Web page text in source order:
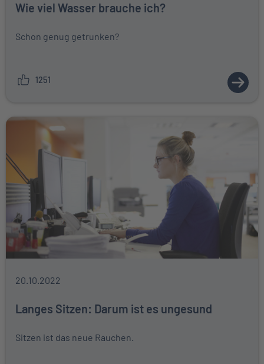
Wie viel Wasser brauche ich?
Schon genug getrunken?
1251
ZUM
20.10.2022
Langes Sitzen: Darum ist es ungesund
Sitzen ist das neue Rauchen.